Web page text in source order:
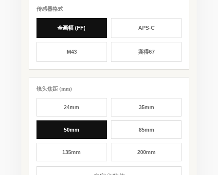
传感器格式
全画幅 (FF) APS-C
M43 宾得67
镜头焦距 (mm)
24mm 35mm
50mm 85mm
135mm 200mm